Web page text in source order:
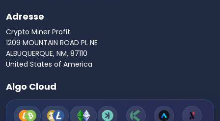
Adresse
Crypto Miner Profit
1209 MOUNTAIN ROAD PL NE
ALBUQUERQUE, NM, 87110
United States of America
Algo Cloud